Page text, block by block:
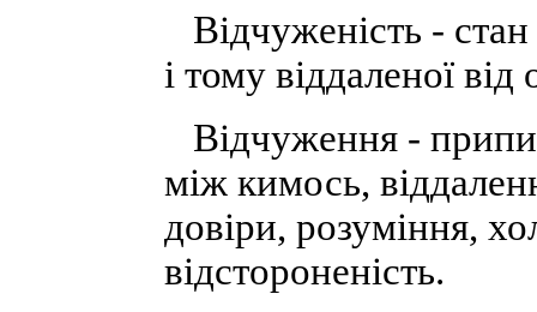
Відчуженість -
і тому віддаленої від
Відчуження -
між кимось,
довіри, розуміння,
відстороненість.